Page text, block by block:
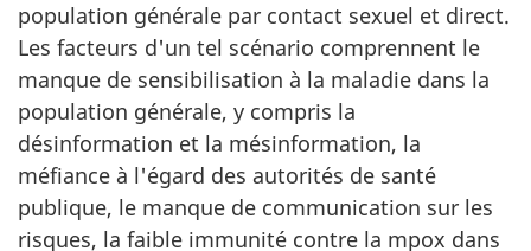
population générale par contact sexuel et direct.
Les facteurs d'un tel scénario comprennent le
manque de sensibilisation à la maladie dans la
population générale, y compris la
désinformation et la mésinformation, la
méfiance à l'égard des autorités de santé
publique, le manque de communication sur les
risques, la faible immunité contre la mpox dans